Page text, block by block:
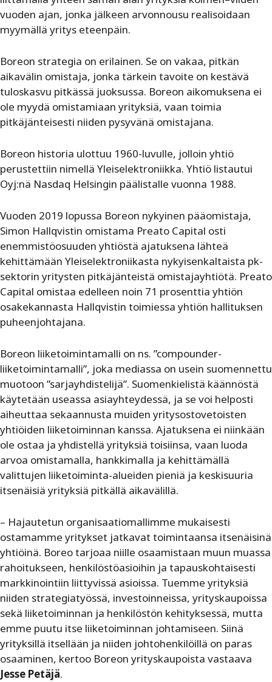
vuoden ajan, jonka jälkeen arvonnousu realisoidaan
myymällä yritys eteenpäin.
Boreon strategia on erilainen. Se on vakaa, pitkän
aikavälin omistaja, jonka tärkein tavoite on kestävä
tuloskasvu pitkässä juoksussa. Boreon aikomuksena ei
ole myydä omistamiaan yrityksiä, vaan toimia
pitkäjänteisesti niiden pysyvänä omistajana.
Boreon historia ulottuu 1960-luvulle, jolloin yhtiö
perustettiin nimellä Yleiselektroniikka. Yhtiö listautui
Oyj:nä Nasdaq Helsingin päälistalle vuonna 1988.
Vuoden 2019 lopussa Boreon nykyinen pääomistaja,
Simon Hallqvistin omistama Preato Capital osti
enemmistöosuuden yhtiöstä ajatuksena lähteä
kehittämään Yleiselektroniikasta nykyisenkaltaista pk-
sektorin yritysten pitkäjänteistä omistajayhtiötä. Preato
Capital omistaa edelleen noin 71 prosenttia yhtiön
osakekannasta Hallqvistin toimiessa yhtiön hallituksen
puheenjohtajana.
Boreon liiketoimintamalli on ns. ”compounder-
liiketoimintamalli”, joka mediassa on usein suomennettu
muotoon ”sarjayhdistelijä”. Suomenkielistä käännöstä
käytetään useassa asiayhteydessä, ja se voi helposti
aiheuttaa sekaannusta muiden yritysostovetoisten
yhtiöiden liiketoiminnan kanssa. Ajatuksena ei niinkään
ole ostaa ja yhdistellä yrityksiä toisiinsa, vaan luoda
arvoa omistamalla, hankkimalla ja kehittämällä
valittujen liiketoiminta-alueiden pieniä ja keskisuuria
itsenäisiä yrityksiä pitkällä aikavälillä.
– Hajautetun organisaatiomallimme mukaisesti
ostamamme yritykset jatkavat toimintaansa itsenäisinä
yhtiöinä. Boreo tarjoaa niille osaamistaan muun muassa
rahoitukseen, henkilöstöasioihin ja tapauskohtaisesti
markkinointiin liittyvissä asioissa. Tuemme yrityksiä
niiden strategiatyössä, investoinneissa, yrityskaupoissa
sekä liiketoiminnan ja henkilöstön kehityksessä, mutta
emme puutu itse liiketoiminnan johtamiseen. Siinä
yrityksillä itsellään ja niiden johtohenkilöillä on paras
osaaminen, kertoo Boreon yrityskaupoista vastaava
Jesse Petäjä.